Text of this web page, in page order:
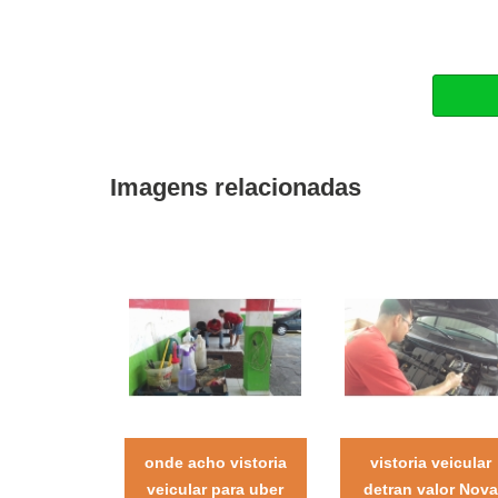
Imagens relacionadas
onde acho vistoria
veicular para uber
vistoria veicular
detran valor Nova